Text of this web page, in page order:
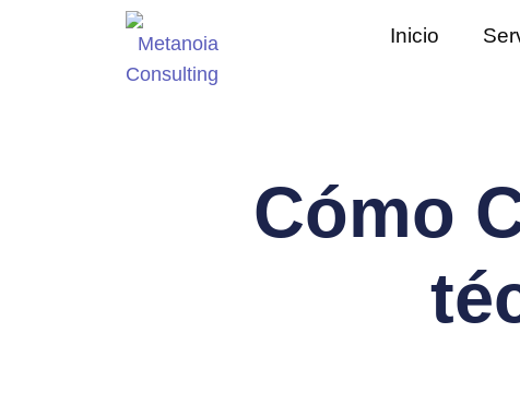
Inicio
Cómo